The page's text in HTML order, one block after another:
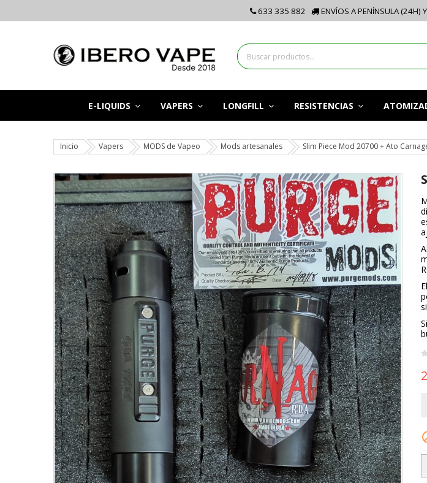
633 335 882 ENVÍOS A PENÍNSULA (24H)
E-LIQUIDS VAPERS LONGFILL RESISTENCIAS
Inicio Vapers MODS de Vapeo Mods artesanales Slim Piece Mod 20700 + Ato